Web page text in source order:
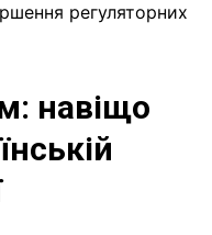
регуляторних
навіщо